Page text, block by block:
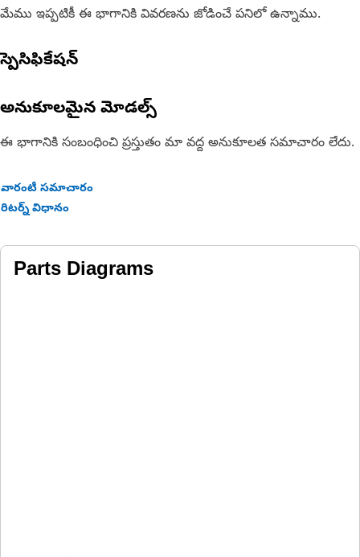
మేము ఇప్పటికీ ఈ భాగానికి వివరణను జోడించే పనిలో ఉన్నాము.
స్పెసిఫికేషన్
అనుకూలమైన మోడల్స్
ఈ భాగానికి సంబంధించి ప్రస్తుతం మా వద్ద అనుకూలత సమాచారం లేదు.
వారంటీ సమాచారం
రిటర్న్ విధానం
Parts Diagrams